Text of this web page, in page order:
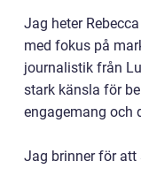
Jag heter
med fokus på
journalistik från
stark känsla för
engagemang och
Jag brinner för att